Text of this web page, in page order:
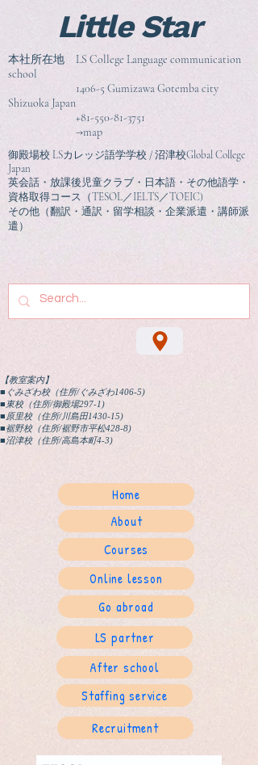
Little Star
本社所在地 LS College Language communication
school
1406-5 Gumizawa Gotemba city
Shizuoka Japan
+81-550-81-3751
→map
御殿場校 LSカレッジ語学学校 / 沼津校Global College
Japan
英会話・放課後児童クラブ・日本語・その他語学・
資格取得コース（TESOL／IELTS／TOEIC)
その他（翻訳・通訳・留学相談 ・企業派遣・講師派
遣）
【教室案内】
■ぐみざわ校（住所/ぐみざわ1406-5)
■東校（住所/御殿場297-1)
■原里校（住所/川島田1430-15)
■裾野校（住所/裾野市平松428-8)
​■沼津校（住所/高島本町4-3)
Home
About
Courses
Online lesson
Go abroad
LS partner
After school
Staffing service
Recruitment